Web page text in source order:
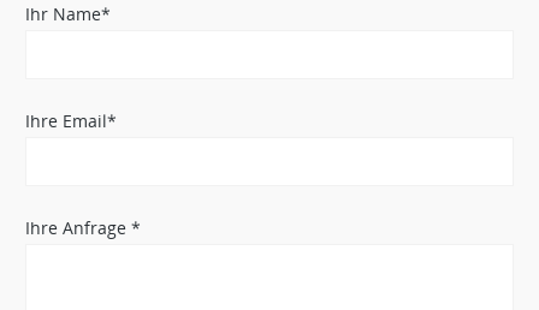
Ihr Name*
Ihre Email*
Ihre Anfrage *